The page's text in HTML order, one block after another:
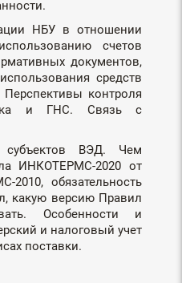
НБУ в отношении
счетов
документов,
средств
контроля
и ГНС. Связь с
ВЭД. Чем
ИНКОТЕРМС-2020 от
обязательность
какую версию Правил
Особенности и
и налоговый учет
поставки.